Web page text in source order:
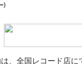
、全国レコード店に